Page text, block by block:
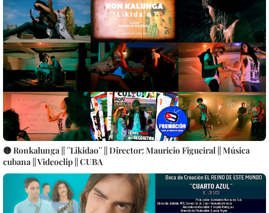
🟡 Ronkalunga || ¨Likidao¨ || Director: Mauricio Figueiral || Música
cubana || Videoclip || CUBA